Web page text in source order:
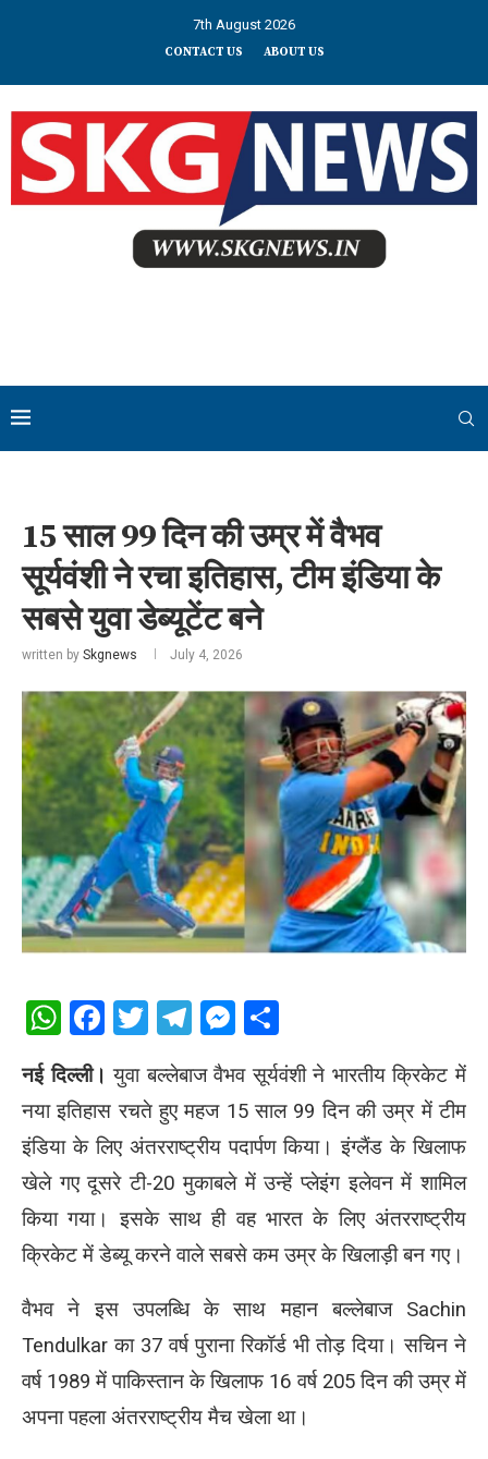
7th August 2026
CONTACT US ABOUT US
15 साल 99 दिन की उम्र में वैभव
सूर्यवंशी ने रचा इतिहास, टीम इंडिया के
सबसे युवा डेब्यूटेंट बने
written by Skgnews July 4, 2026
WhatsApp
Facebook
Twitter
Telegram
Messenger
नई दिल्ली। युवा बल्लेबाज वैभव सूर्यवंशी ने भारतीय क्रिकेट में
नया इतिहास रचते हुए महज 15 साल 99 दिन की उम्र में टीम
इंडिया के लिए अंतरराष्ट्रीय पदार्पण किया। इंग्लैंड के खिलाफ
खेले गए दूसरे टी-20 मुकाबले में उन्हें प्लेइंग इलेवन में शामिल
किया गया। इसके साथ ही वह भारत के लिए अंतरराष्ट्रीय
क्रिकेट में डेब्यू करने वाले सबसे कम उम्र के खिलाड़ी बन गए।
वैभव ने इस उपलब्धि के साथ महान बल्लेबाज Sachin
Tendulkar का 37 वर्ष पुराना रिकॉर्ड भी तोड़ दिया। सचिन ने
वर्ष 1989 में पाकिस्तान के खिलाफ 16 वर्ष 205 दिन की उम्र में
अपना पहला अंतरराष्ट्रीय मैच खेला था।